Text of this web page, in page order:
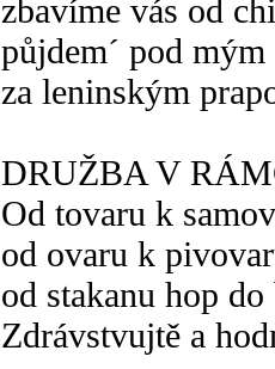
zbavíme vás od
půjdem´ pod
za leninským
DRUŽBA V
Od tovaru k
od ovaru k
od stakanu hop do
Zdrávstvujtě a